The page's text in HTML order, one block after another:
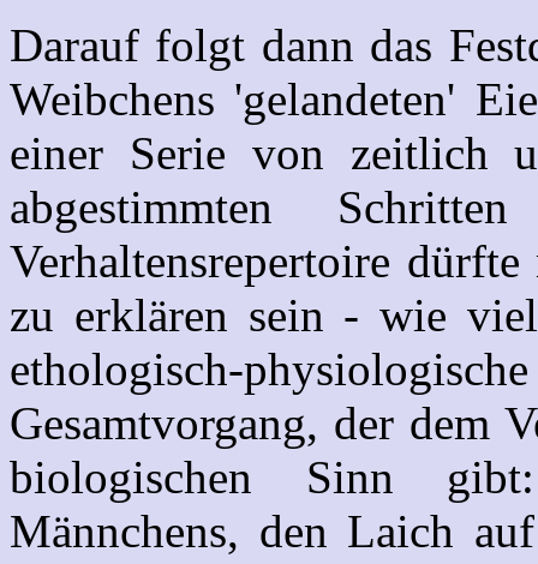
Darauf folgt dann das
Weibchens 'gelandeten'
einer Serie von zeitlich
abgestimmten
Verhaltensrepertoire
zu erklären sein - wie
ethologisch-
Gesamtvorgang, der dem
biologischen Sinn
Männchens, den Laich